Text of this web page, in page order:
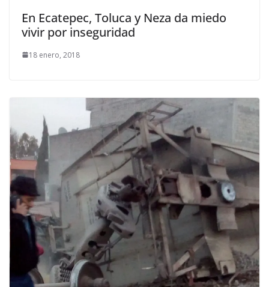
En Ecatepec, Toluca y Neza da miedo
vivir por inseguridad
18 enero, 2018